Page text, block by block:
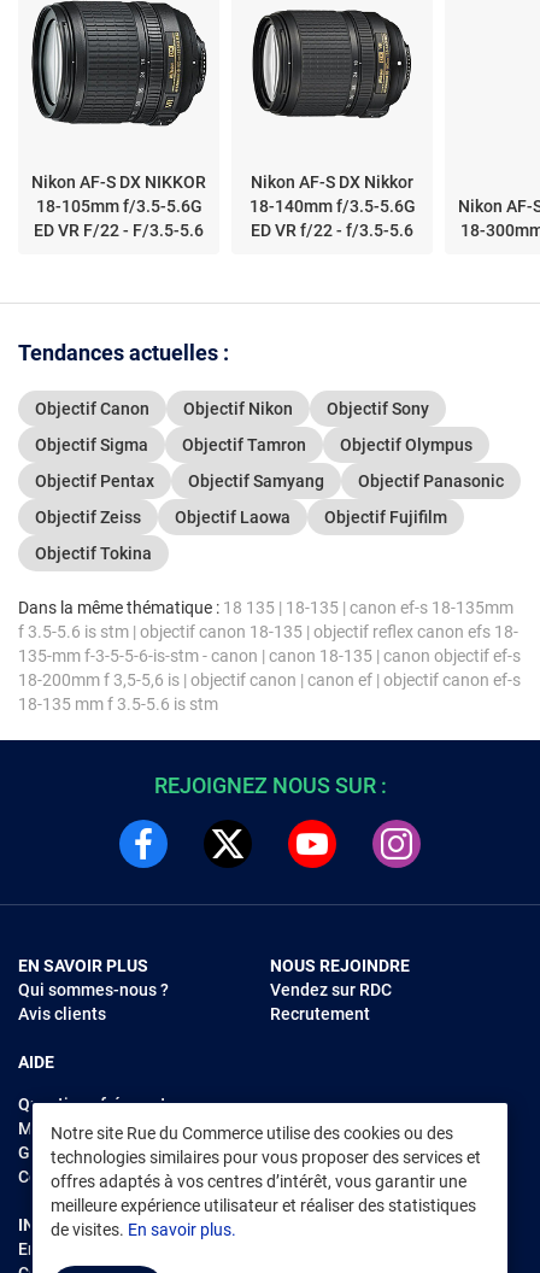
Nikon AF-S DX NIKKOR
18-105mm f/3.5-5.6G
ED VR F/22 - F/3.5-5.6
Nikon AF-S DX Nikkor
18-140mm f/3.5-5.6G
ED VR f/22 - f/3.5-5.6
Nikon AF-
18-
Tendances actuelles :
Objectif Canon Objectif Nikon
Objectif Sony
Objectif Sigma
Objectif Tamron
Objectif Olympus
Objectif Pentax
Objectif Samyang
Objectif Panasonic
Objectif Zeiss
Objectif Laowa
Objectif Fujifilm
Objectif Tokina
Dans la même thématique : 18 135 | 18-135 | canon ef-s 18-135mm
f 3.5-5.6 is stm | objectif canon 18-135 | objectif reflex canon efs 18-
135-mm f-3-5-5-6-is-stm - canon | canon 18-135 | canon objectif ef-s
18-200mm f 3,5-5,6 is | objectif canon | canon ef | objectif canon ef-s
18-135 mm f 3.5-5.6 is stm
Notre site Rue du Commerce utilise des cookies ou des
technologies similaires pour vous proposer des services et
offres adaptés à vos centres d’intérêt, vous garantir une
meilleure expérience utilisateur et réaliser des statistiques
de visites. En savoir plus.
REJOIGNEZ NOUS SUR :
EN SAVOIR PLUS
Qui sommes-nous ?
Avis clients
AIDE
Questions fréquentes
Modes de règlements
Garantie et retours
Contacter Rue du Commerce
NOUS REJOINDRE
Vendez sur RDC
Recrutement
INFORMATIONS LÉGALES
Environnement